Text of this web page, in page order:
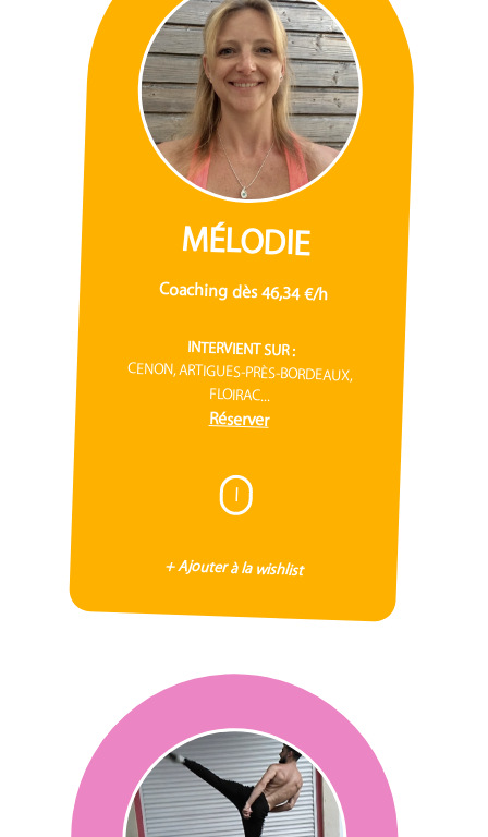
MÉLODIE
Coaching dès 46,34 €/h
INTERVIENT SUR :
CENON, ARTIGUES-PRÈS-BORDEAUX,
FLOIRAC...
Réserver
I
+ Ajouter à la wishlist